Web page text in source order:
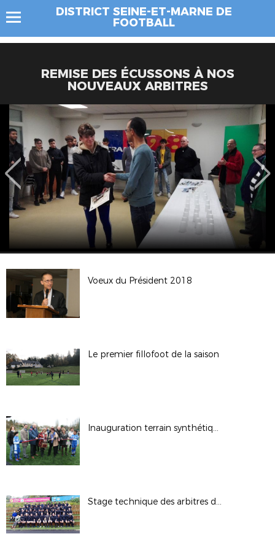
DISTRICT SEINE-ET-MARNE DE
FOOTBALL
REMISE DES ÉCUSSONS À NOS
NOUVEAUX ARBITRES
Voeux du Président 2018
Le premier fillofoot de la saison
Inauguration terrain synthétique Crecy la Chapelle
Stage technique des arbitres du District